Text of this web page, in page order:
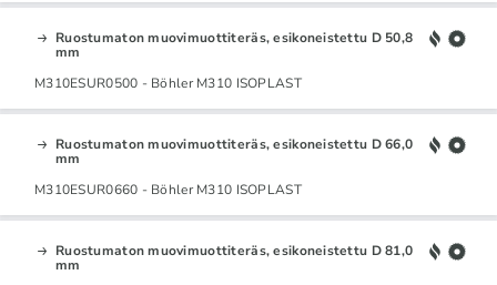
Ruostumaton muovimuottiteräs, esikoneistettu D 50,8
mm
M310ESUR0500 - Böhler M310 ISOPLAST
Ruostumaton muovimuottiteräs, esikoneistettu D 66,0
mm
M310ESUR0660 - Böhler M310 ISOPLAST
Ruostumaton muovimuottiteräs, esikoneistettu D 81,0
mm